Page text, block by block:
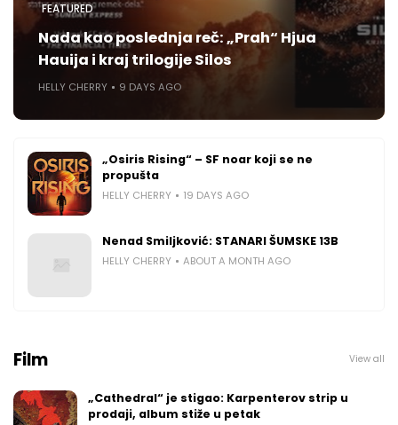
FEATURED
Nada kao poslednja reč: „Prah“ Hjua
Hauija i kraj trilogije Silos
HELLY CHERRY 9 DAYS AGO
„Osiris Rising“ – SF noar koji se ne
propušta
HELLY CHERRY 19 DAYS AGO
Nenad Smiljković: STANARI ŠUMSKE 13B
HELLY CHERRY ABOUT A MONTH AGO
Film View all
„Cathedral“ je stigao: Karpenterov strip u
prodaji, album stiže u petak